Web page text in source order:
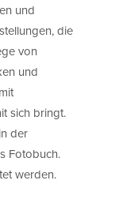
und
die
von
und
sich bringt.
der
Fotobuch.
werden.